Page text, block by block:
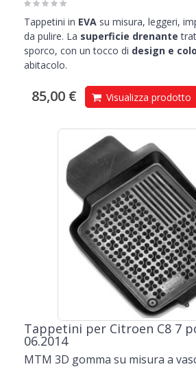
Tappetini in EVA su misura, leggeri,
da pulire. La superficie drenante
sporco, con un tocco di design e
abitacolo.
85,00 € Visualizza prodotto
Tappetini per Citroen C8 7
06.2014
MTM 3D gomma su misura a